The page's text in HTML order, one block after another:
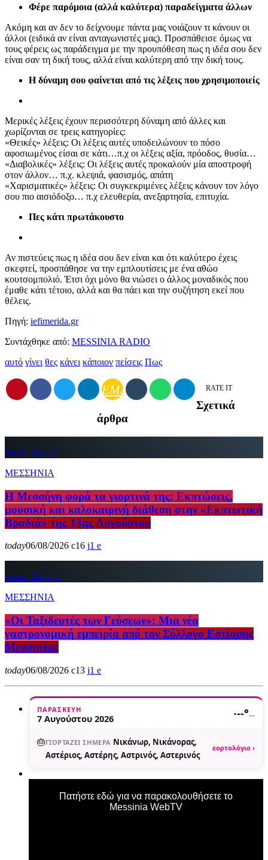
Φέρε παρόμοια (αλλά καλύτερα) παραδείγματα άλλων
Ακόμη και αν δεν το δείχνουμε πάντα μας νοιάζουν τι κάνουν οι
άλλοι (ειδικά αν είναι ανταγωνιστές μας). Προσπάθεισε όμως να
τους φέρεις ως παράδειγμα με την προυπόθεση πως η ιδέα σου δεν
είναι σαν τη δική τους, αλλά είναι καλύτερη από την δική τους.
Η δύναμη σου φαίνεται από τις λέξεις που χρησιμοποιείς
Μερικές λέξεις έχουν περισσότερη δύναμη από άλλες και
χωρίζονται σε τρεις κατηγορίες:
«Θεικές» λέξεις: Οι λέξεις αυτές υποδειλώνουν το πόσο
αφοσιωμένος είσαι σε κάτι…π.χ οι λέξεις αξία, πρόοδος, θυσία…
«Διαβολικές» λέξεις: Οι λέξεις αυτές προκαλούν μία αποστροφή
στον άλλον… π.χ. κλεψιά, φασισμός, απάτη
«Χαρισματικές» λέξεις: Οι συγκεκριμένες λέξεις κάνουν τον λόγο
σου πιο αισιόδοξο… π.χ ελευθερία, ανεξαρτησία, επιτυχία.
Πες κάτι πρωτάκουστο
Αν πιστεύεις πως η ιδέα σου δεν είναι και ότι καλύτερο έχεις
σκεφτεί, προσπάθησε να την εμπλουτίσεις με ένα αθώο
κουτσομπολιό. Έτσι όχι μόνο θα νιώσει ο άλλος μοναδικός που
έμαθε κάτι τέτοιο, αλλά και θα πάει και την συζήτηση εκεί που
θέλεις.
Πηγή: iefimerida.gr
Συντάχθηκε από: MESSINIA RADIO
αυτό γίνει θες κάνει κάποιον πείσεις Πως
EMAIL RATE IT
Σχετικά
άρθρα
insert_link
1
ΜΕΣΣΗΝΙΑ
Η Μεσσήνη φορά τα γιορτινά της: Εκπτώσεις,
μουσική και καλοκαιρινή διάθεση στην «Εκπτωτική
Βραδιά» της 13ης Αυγούστου
today06/08/2026 16 1
insert_link
1
ΜΕΣΣΗΝΙΑ
«Οι Ταξιδευτές των Γεύσεων»: Μια νέα
γαστρονομική εμπειρία από τον Σύλλογο Εστίασης
Μεσσηνίας
today06/08/2026 13 1
ΠΑΡΑΣΚΕΥΉ
7 Αυγούστου 2026 ·--°—
🎂ΓΙΟΡΤΆΖΕΙ ΣΉΜΕΡΑ Νικάνωρ, Νικάνορας,
Αστέριος, Αστέρης, Αστρινός, Αστερινός
εορτολόγιο ›
Πατήστε εδώ για να παρακολουθήσετε το
Messinia WebTV